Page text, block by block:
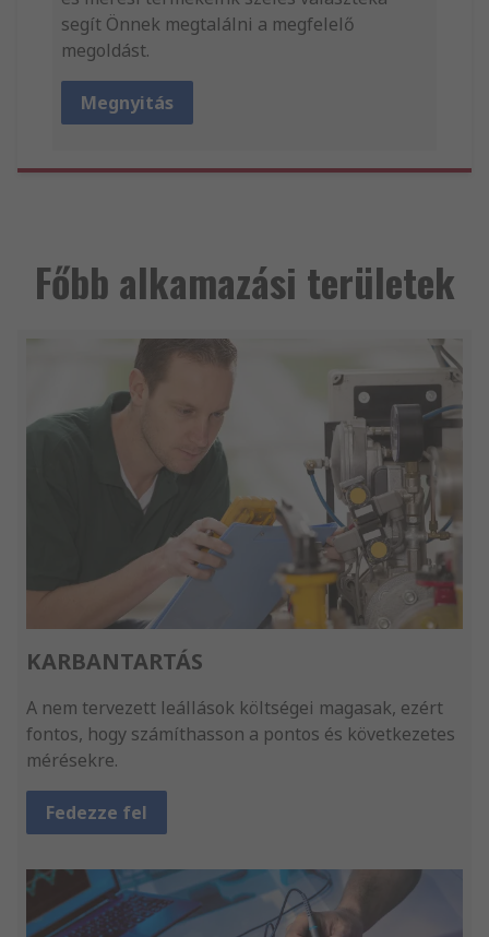
segít Önnek megtalálni a megfelelő
megoldást.
Megnyitás
Főbb alkamazási területek
KARBANTARTÁS
A nem tervezett leállások költségei magasak, ezért
fontos, hogy számíthasson a pontos és következetes
mérésekre.
Fedezze fel